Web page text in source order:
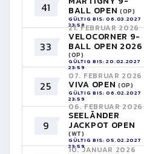
41 BALL OPEN (OP)
GÜLTIG BIS: 06.03.2027
23:59
33
21. FEBRUAR 2026
VELOCORNER 9-
BALL OPEN 2026
(OP)
GÜLTIG BIS: 20.02.2027
23:59
25
07. FEBRUAR 2026
VIVA OPEN (OP)
GÜLTIG BIS: 06.02.2027
23:59
9
06. FEBRUAR 2026
SEELÄNDER
JACKPOT OPEN
(WT)
GÜLTIG BIS: 05.02.2027
23:59
10. JANUAR 2026